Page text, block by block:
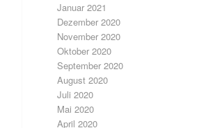
Januar 2021
Dezember 2020
November 2020
Oktober 2020
September 2020
August 2020
Juli 2020
Mai 2020
April 2020